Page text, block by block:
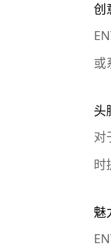
创
或
头
对
时
魅